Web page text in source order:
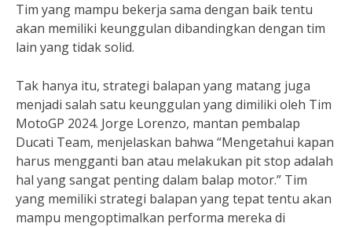
Tim yang mampu bekerja sama dengan baik tentu
akan memiliki keunggulan dibandingkan dengan tim
lain yang tidak solid.
Tak hanya itu, strategi balapan yang matang juga
menjadi salah satu keunggulan yang dimiliki oleh Tim
MotoGP 2024. Jorge Lorenzo, mantan pembalap
Ducati Team, menjelaskan bahwa “Mengetahui kapan
harus mengganti ban atau melakukan pit stop adalah
hal yang sangat penting dalam balap motor.” Tim
yang memiliki strategi balapan yang tepat tentu akan
mampu mengoptimalkan performa mereka di